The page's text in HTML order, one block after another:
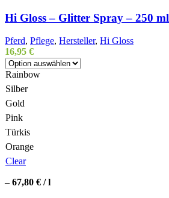
Hi Gloss – Glitter Spray – 250 ml
Pferd, Pflege, Hersteller, Hi Gloss
16,95 €
Rainbow
Silber
Gold
Pink
Türkis
Orange
Clear
–67,80 € /l